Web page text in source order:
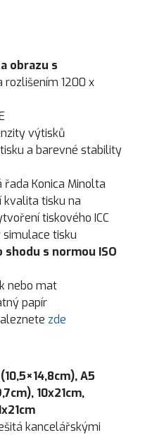
obrazu s
rozlišením 1200 x
výtisků
a barevné stability
Konica Minolta
kvalita tisku na
tiskového ICC
tisku
s normou ISO
nebo mat
papír
zde
A5
10x21cm,
kancelářskými